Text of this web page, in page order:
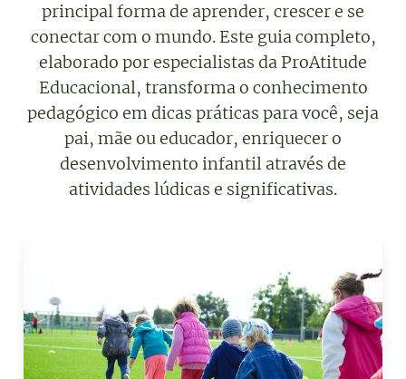
principal forma de aprender, crescer e se
conectar com o mundo. Este guia completo,
elaborado por especialistas da ProAtitude
Educacional, transforma o conhecimento
pedagógico em dicas práticas para você, seja
pai, mãe ou educador, enriquecer o
desenvolvimento infantil através de
atividades lúdicas e significativas.